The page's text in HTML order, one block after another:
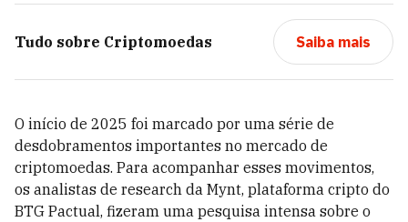
Tudo sobre Criptomoedas Saiba mais
O início de 2025 foi marcado por uma série de
desdobramentos importantes no mercado de
criptomoedas. Para acompanhar esses movimentos,
os analistas de research da Mynt, plataforma cripto do
BTG Pactual, fizeram uma pesquisa intensa sobre o